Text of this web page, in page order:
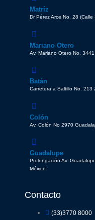
Matríz
Dr Pérez Arce No. 28
Mariano Otero
Av. Mariano Otero No.
Batán
Carretera a Saltillo No. 213
Colón
Av. Colón No 2970
Guadalupe
Prolongación Av.
México.
Contacto
(33)3770 8000